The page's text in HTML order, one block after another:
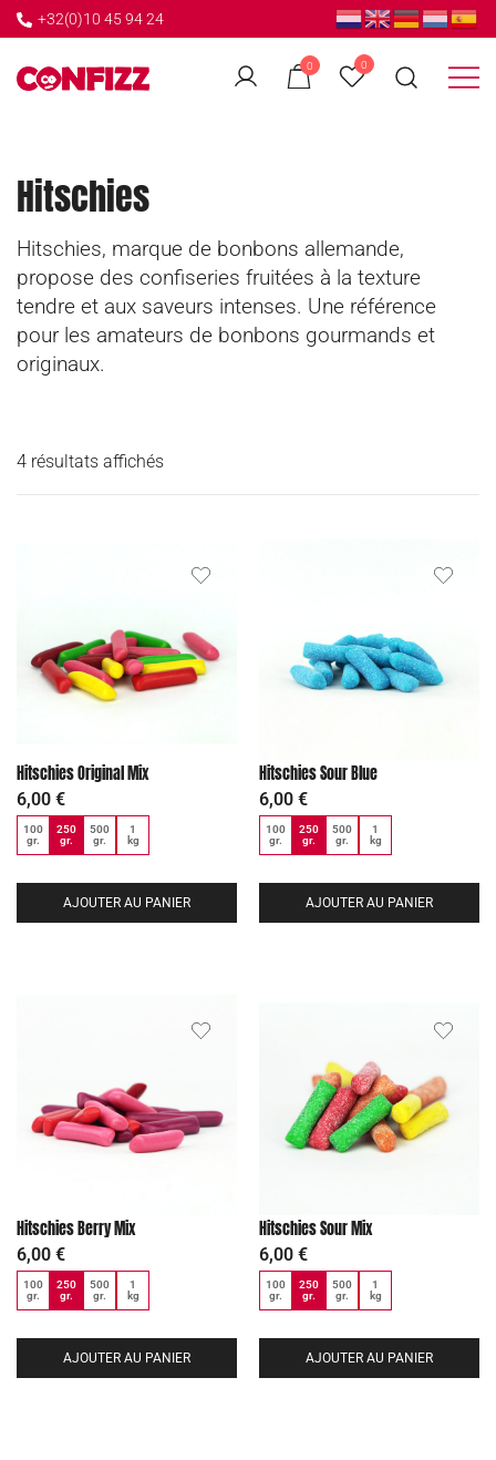
+32(0)10 45 94 24
0 0
Hitschies
Hitschies, marque de bonbons allemande,
propose des confiseries fruitées à la texture
tendre et aux saveurs intenses. Une référence
pour les amateurs de bonbons gourmands et
originaux.
4 résultats affichés
Hitschies Original Mix
6,00 €
100
gr.
250
gr.
500
gr.
1
kg
AJOUTER AU PANIER
Hitschies Sour Blue
6,00 €
100
gr.
250
gr.
500
gr.
1
kg
AJOUTER AU PANIER
Hitschies Berry Mix
6,00 €
100
gr.
250
gr.
500
gr.
1
kg
AJOUTER AU PANIER
Hitschies Sour Mix
6,00 €
100
gr.
250
gr.
500
gr.
1
kg
AJOUTER AU PANIER